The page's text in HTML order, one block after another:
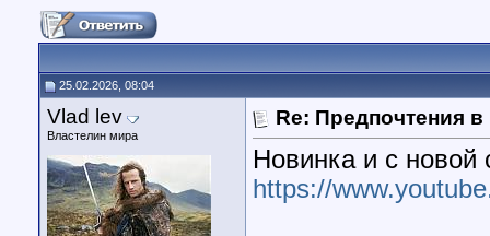
25.02.2026, 08:04
Vlad lev
Властелин мира
Re: Предпочтения
Новинка и с новой
https://